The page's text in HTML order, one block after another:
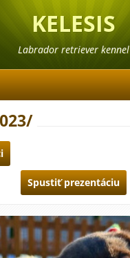
KELESIS
Labrador retriever kennel
Spustiť prezentáciu